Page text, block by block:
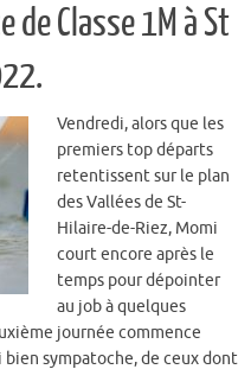
de Classe 1M à St
Vendredi, alors que les
premiers top départs
retentissent sur le plan
des Vallées de St-
Hilaire-de-Riez, Momi
court encore après le
temps pour dépointer
au job à quelques
journée commence
sympatoche, de ceux dont